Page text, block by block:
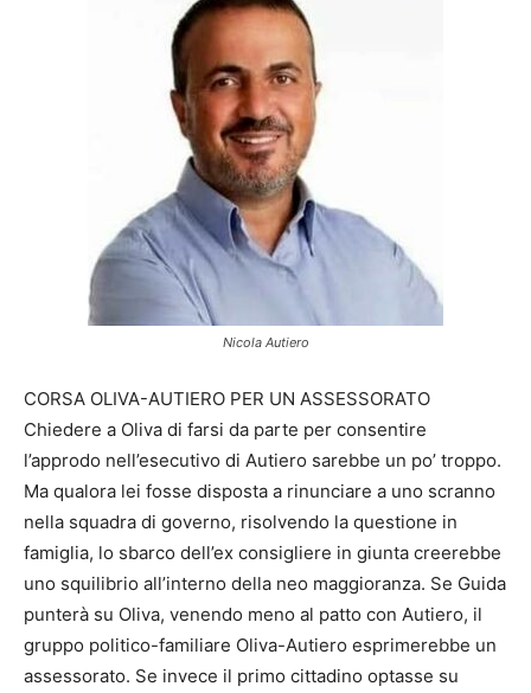
Nicola Autiero
CORSA OLIVA-AUTIERO PER UN ASSESSORATO
Chiedere a Oliva di farsi da parte per consentire
l’approdo nell’esecutivo di Autiero sarebbe un po’ troppo.
Ma qualora lei fosse disposta a rinunciare a uno scranno
nella squadra di governo, risolvendo la questione in
famiglia, lo sbarco dell’ex consigliere in giunta creerebbe
uno squilibrio all’interno della neo maggioranza. Se Guida
punterà su Oliva, venendo meno al patto con Autiero, il
gruppo politico-familiare Oliva-Autiero esprimerebbe un
assessorato. Se invece il primo cittadino optasse su